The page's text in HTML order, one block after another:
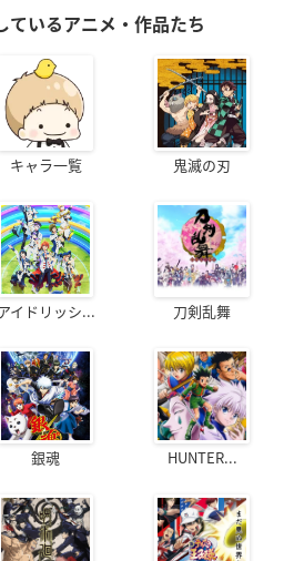
ているアニメ・作品たち
キャラ一覧 鬼滅の刃
イドリッシ... 刀剣乱舞
銀魂 HUNTER...